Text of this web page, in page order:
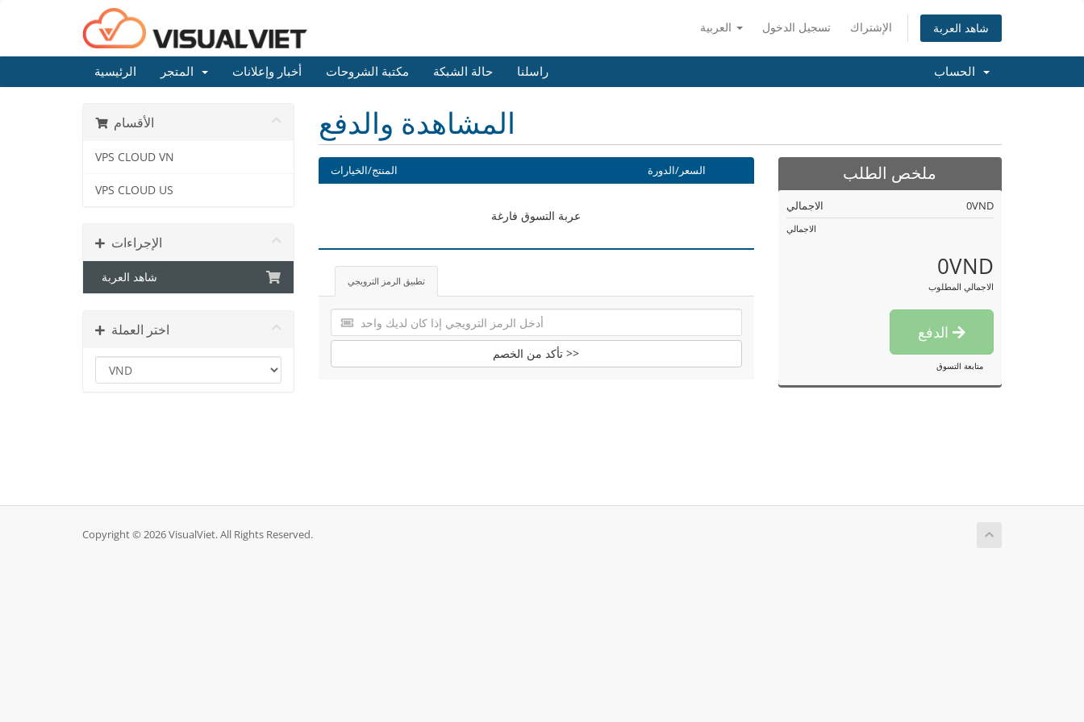
تسجيل الدخول الإشتراك شاهد العربة
الرئيسية أخبار وإعلانات مكتبة الشروحات حالة الشبكة راسلنا
الأقسام
VPS CLOUD VN
VPS CLOUD US
الإجراءات
شاهد العربة
اختر العملة
المشاهدة والدفع
المنتج/الخيارات السعر/الدورة
عربة التسوق فارغة
تطبيق الرمز الترويجي
تأكد من الخصم >>
ملخص الطلب
الاجمالي 0VND
الاجمالي
0VND
الاجمالي المطلوب
متابعة التسوق
Copyright © 2026 VisualViet. All Rights Reserved.